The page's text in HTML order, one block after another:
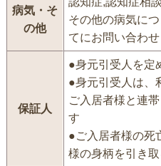
病気・そ
の他
その他の病気に
てにお問い合わせ
保証人
●身元引受人を定
●身元引受人は、
ご入居者様と連
す
●ご入居者様の死
様の身柄を引き